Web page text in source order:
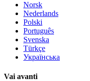
Norsk
Nederlands
Polski
Português
Svenska
Türkçe
Українська
Vai avanti